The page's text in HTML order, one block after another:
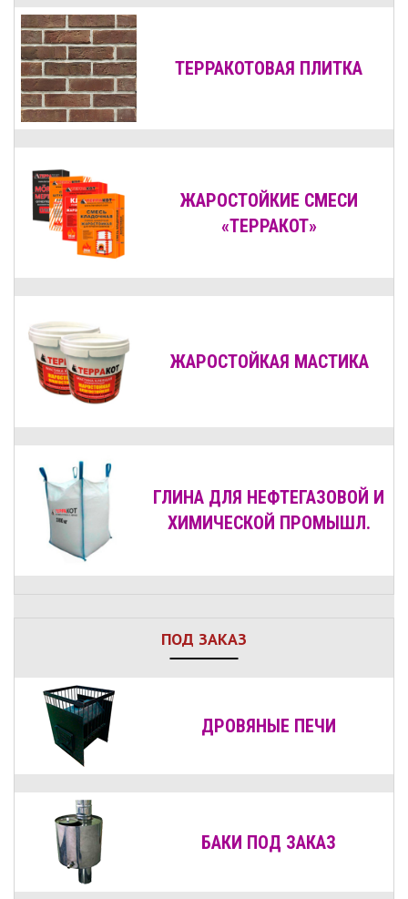
ТЕРРАКОТОВАЯ ПЛИТКА
ЖАРОСТОЙКИЕ СМЕСИ
«ТЕРРАКОТ»
ЖАРОСТОЙКАЯ МАСТИКА
ГЛИНА ДЛЯ НЕФТЕГАЗОВОЙ И
ХИМИЧЕСКОЙ ПРОМЫШЛ.
ПОД ЗАКАЗ
ДРОВЯНЫЕ ПЕЧИ
БАКИ ПОД ЗАКАЗ